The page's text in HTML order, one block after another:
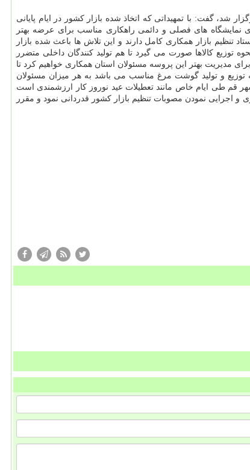
شد، گفت: با تمهیداتی كه اتخاذ شده بازار كشور در ایام پایانی
نمایشگاه های فصلی و دائمی راهكاری مناسب برای عرضه بهتر
تنظیم بازار همكاری كامل دارند و این تلاش ها باعث شده بازار
توزیع كالاها صورت می گیرد تا هم تولید كنندگان داخلی متضرر
مدیریت بهتر این پروسه مسئولان استان همكاری خواهیم كرد تا
توزیع و تولید گوشت مرغ مناسب می باشد به هر میزان مسئولان
قم طی ایام خاص مانند تعطیلات عید نوروز كار ارزشمندی است
اجرایی نمودن مصوبات تنظیم بازار كشور قدردانی نمود و مقرر